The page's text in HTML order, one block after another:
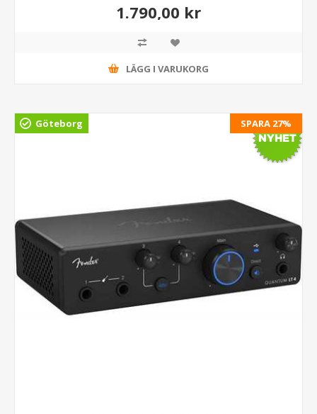
1.790,00 kr
LÄGG I VARUKORG
SPARA 27%
Göteborg